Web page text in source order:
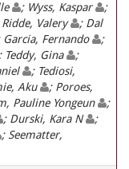
; Wyss, Kaspar
;
Ridde, Valery
; Dal
Garcia, Fernando
;
; Teddy, Gina
;
; Tediosi,
Aku
; Poroes,
Pauline Yongeun
;
; Durski, Kara N
;
; Seematter,